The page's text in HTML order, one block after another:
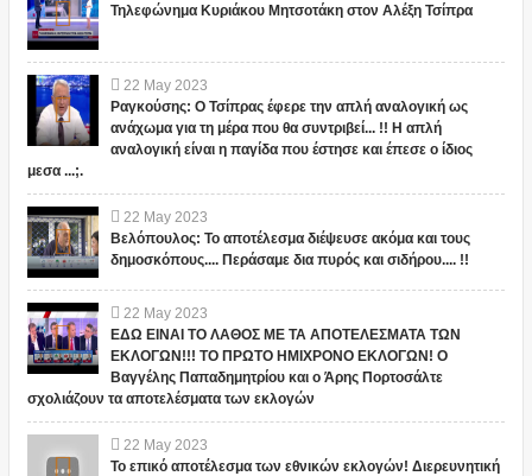
Τηλεφώνημα Κυριάκου Μητσοτάκη στον Αλέξη Τσίπρα
22 May 2023
Ραγκούσης: Ο Τσίπρας έφερε την απλή αναλογική ως
ανάχωμα για τη μέρα που θα συντριβεί... !! Η απλή
αναλογική είναι η παγίδα που έστησε και έπεσε ο ίδιος
μεσα ...;.
22 May 2023
Βελόπουλος: Το αποτέλεσμα διέψευσε ακόμα και τους
δημοσκόπους.... Περάσαμε δια πυρός και σιδήρου.... !!
22 May 2023
ΕΔΩ ΕΙΝΑΙ ΤΟ ΛΑΘΟΣ ΜΕ ΤΑ ΑΠΟΤΕΛΕΣΜΑΤΑ ΤΩΝ
ΕΚΛΟΓΩΝ!!! ΤΟ ΠΡΩΤΟ ΗΜΙΧΡΟΝΟ ΕΚΛΟΓΩΝ! Ο
Βαγγέλης Παπαδημητρίου και ο Άρης Πορτοσάλτε
σχολιάζουν τα αποτελέσματα των εκλογών
22 May 2023
Το επικό αποτέλεσμα των εθνικών εκλογών! Διερευνητική